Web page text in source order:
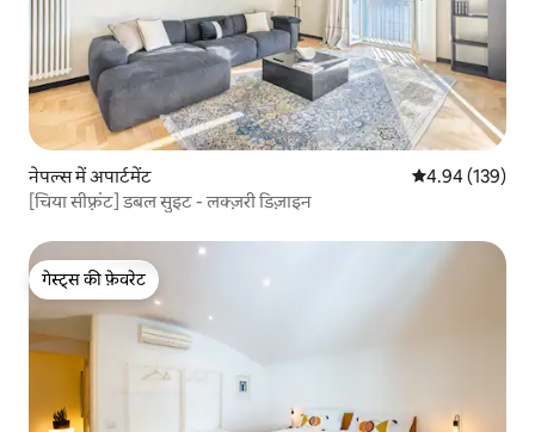
नेपल्स में अपार्टमेंट औसत रेटिंग 5 में से
4.94 (139)
[चिया सीफ़्रंट] डबल सुइट - लक्ज़री डिज़ाइन
गेस्ट्स की फ़ेवरेट
गेस्ट्स की फ़ेवरेट